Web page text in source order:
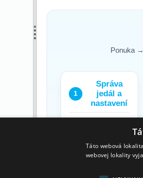
Ponuka
1
Správa
jedál a
nastavení
dostupno
príspevky
Táto webová
webovej lokality